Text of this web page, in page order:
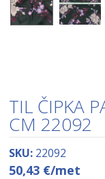
TIL ČIPKA
CM 22092
SKU: 22092
50,43 €/met